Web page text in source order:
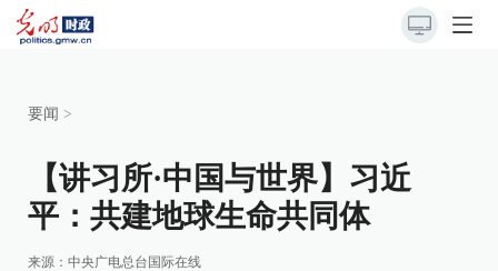
要闻 >
【讲习所·中国与世界】习近
平：共建地球生命共同体
来源： 中央广电总台国际在线